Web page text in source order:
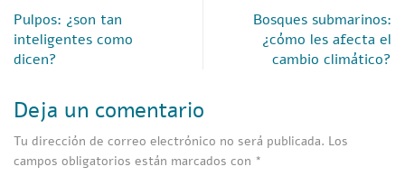
Pulpos: ¿son tan
inteligentes como
dicen?
Bosques submarinos:
¿cómo les afecta el
cambio climático?
Deja un comentario
Tu dirección de correo electrónico no será publicada. Los
campos obligatorios están marcados con *